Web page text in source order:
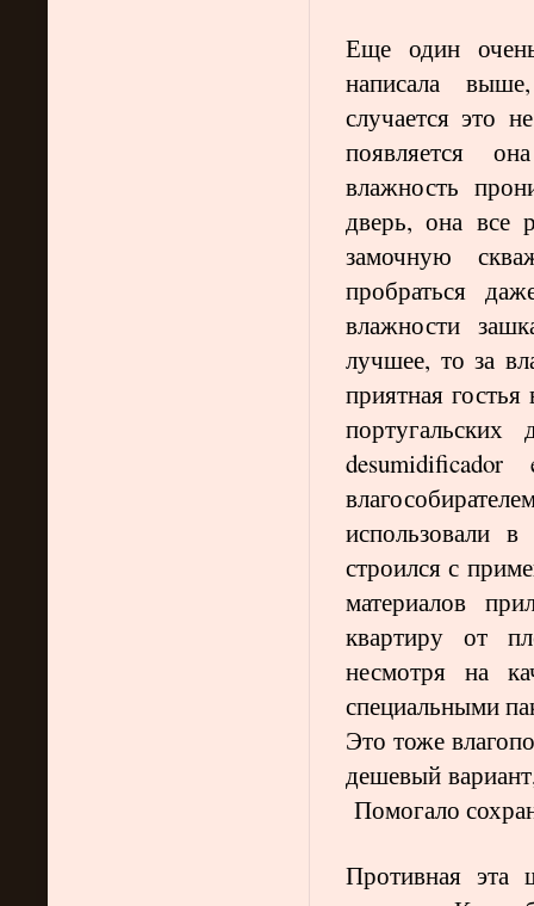
Еще один
написала
случается это
появляется
влажность
дверь, она все
замочную
пробраться
влажности
лучшее, то за
приятная
desumidificador
строился с
материалов
квартиру от
несмотря на
специальными
Это тоже
дешевый
Помогало
Противная